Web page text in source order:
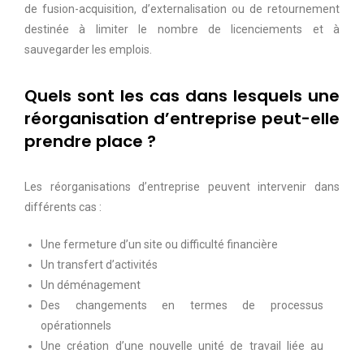
de fusion-acquisition, d’externalisation ou de retournement
destinée à limiter le nombre de licenciements et à
sauvegarder les emplois.
Quels sont les cas dans lesquels une
réorganisation d’entreprise peut-elle
prendre place ?
Les réorganisations d’entreprise peuvent intervenir dans
différents cas :
Une fermeture d’un site ou difficulté financière
Un transfert d’activités
Un déménagement
Des changements en termes de processus
opérationnels
Une création d’une nouvelle unité de travail liée au